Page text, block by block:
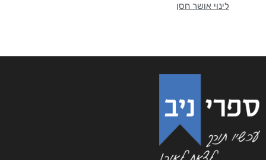
לינוי אושר חסן